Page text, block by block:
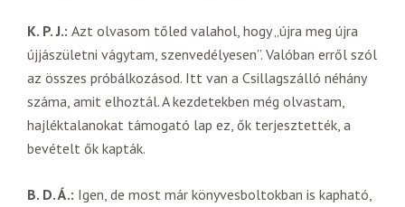
K. P. J.: Azt olvasom tőled valahol, hogy „újra meg újra
újjászületni vágytam, szenvedélyesen”. Valóban erről szól
az összes próbálkozásod. Itt van a Csillagszálló néhány
száma, amit elhoztál. A kezdetekben még olvastam,
hajléktalanokat támogató lap ez, ők terjesztették, a
bevételt ők kapták.
B. D. Á.: Igen, de most már könyvesboltokban is kapható,